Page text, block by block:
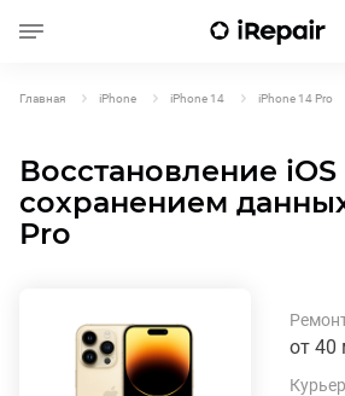
Главная iPhone iPhone 14 iPhone 14 Pro
Восстановление iOS
сохранением
Pro
от 40
Курьер